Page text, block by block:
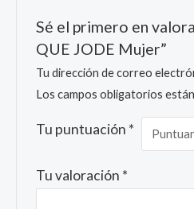
Sé el primero en
QUE JODE Mujer”
Tu dirección de correo
Los campos obligatorios
Tu puntuación *
Tu valoración *